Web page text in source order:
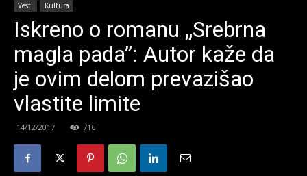
Kikinda
Vesti Kultura
Iskreno o romanu „Srebrna
magla pada”: Autor kaže da
je ovim delom prevazišao
vlastite limite
14/12/2017 716